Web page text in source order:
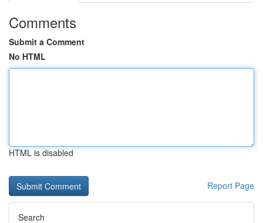
Comments
Submit a Comment
No HTML
HTML is disabled
Report Page
Search